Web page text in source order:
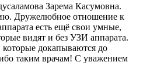
Зарема Касумовна.
Дружелюбное отношение к
есть ещё свои умные,
видят и без УЗИ аппарата.
которые докапываются до
таким врачам! С уважением